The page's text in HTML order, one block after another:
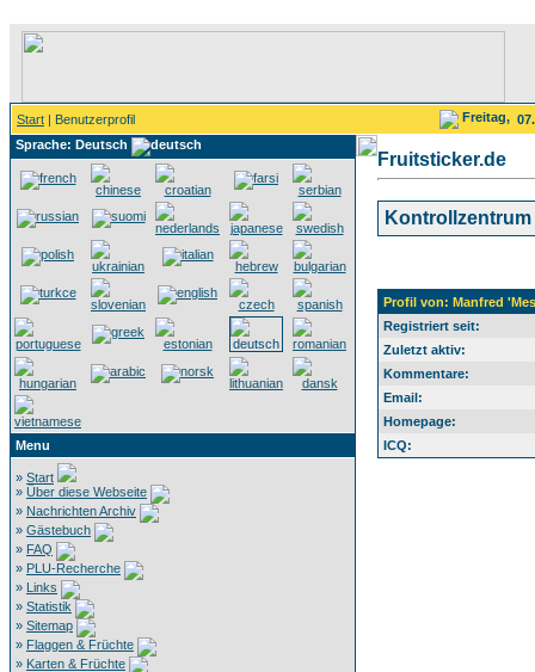
Start | Benutzerprofil Freitag,
Sprache: Deutsch
Menu
» Start
» Über diese Webseite
» Nachrichten Archiv
» Gästebuch
» FAQ
» PLU-Recherche
» Links
» Statistik
» Sitemap
» Flaggen & Früchte
» Karten & Früchte
Fruitsticker.de
Kontrollzentrum
Profil von: Manfred
Registriert seit:
Zuletzt aktiv:
Kommentare:
Email:
Homepage:
ICQ: